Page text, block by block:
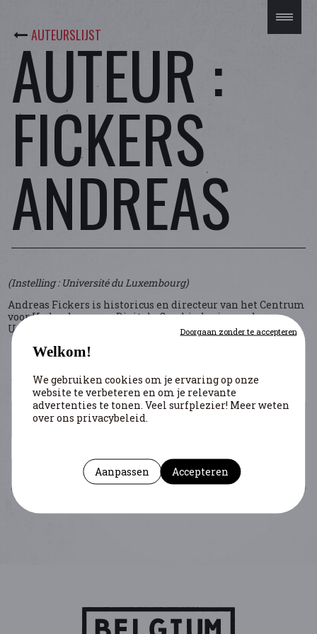
AUTEURSLIJST
AUTEUR :
FICKERS
ANDREAS
(Instelling : Université du Luxembourg)
Andreas Fickers is historicus en directeur van het Centrum
voor Hedendaagse en Digitale Geschiedenis aan de
Universiteit van Luxemburg.
DEBATTEN
COMMUNAUTÉ GERMANOPHONE
Brüll Christoph- Fickers Andreas
Welkom!
We gebruiken cookies om je ervaring op onze
website te verbeteren en om je relevante
advertenties te tonen. Veel surfplezier! Meer weten
over ons privacybeleid.
Aanpassen Accepteren
Doorgaan zonder te accepteren